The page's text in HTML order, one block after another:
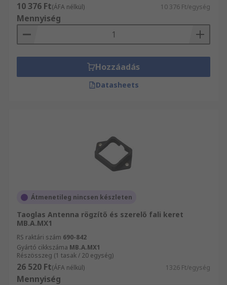
10 376 Ft(ÁFA nélkül) 10 376 Ft/egység
Mennyiség
Hozzáadás
Datasheets
Átmenetileg nincsen készleten
Taoglas Antenna rögzítő és szerelő fali keret
MB.A.MX1
RS raktári szám 690-842
Gyártó cikkszáma MB.A.MX1
Részösszeg (1 tasak / 20 egység)
26 520 Ft(ÁFA nélkül) 1326 Ft/egység
Mennyiség